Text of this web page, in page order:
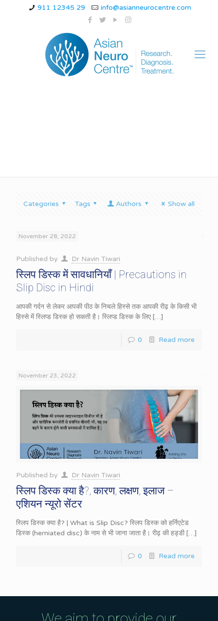
911 12345 29 info@asianneurocentre.com
Categories Tags Authors Show all
November 28, 2022
Published by Dr Navin Tiwari
स्लिप डिस्क में सावधानियाँ | Precautions in
Slip Disc in Hindi
आपकी गर्दन से लेकर आपकी पीठ के निचले हिस्से तक आपकी रीढ़ के किसी भी
हिस्से में स्लिप्ड डिस्क हो सकती है। स्लिप्ड डिस्क के लिए […]
0 Read more
November 23, 2022
Published by Dr Navin Tiwari
स्लिप डिस्क क्या है?, कारण, लक्षण, इलाज –
एशियन न्यूरो सेंटर
स्लिप डिस्क क्या है? | What is Slip Disc? स्लिप डिस्क को हर्निएटेड
डिस्क (herniated disc) के नाम से भी जाना जाता है। रीढ़ की हड्डी […]
0 Read more